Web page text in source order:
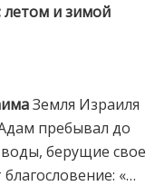
летом и зимой
Земля Израиля
пребывал до
воды, берущие свое
«…